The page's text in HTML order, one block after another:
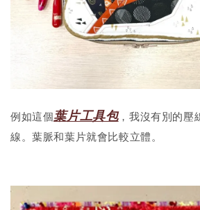
例如這個葉片工具包，我沒有別的壓
線。葉脈和葉片就會比較立體。